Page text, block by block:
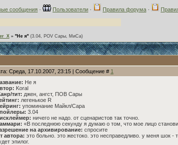
сообщения · Пользователи · Правила форума ·
» "Не я" (3.04, POV Сары, МиСа)
Среда, 17.10.2007, 23:15 | Сообщение # 1
Не я
Koral
тит: джен, ангст, ПОВ Сары
легенькое R
упоминание Майкл/Сара
3.04
ничего не надо. от сценаристов так точно.
«В последнюю секунду я думаю о том, что мое лицо
на архивирование: спросите
автора: это больно. это жестоко. это несправедливо. у меня шок -
эпилог.